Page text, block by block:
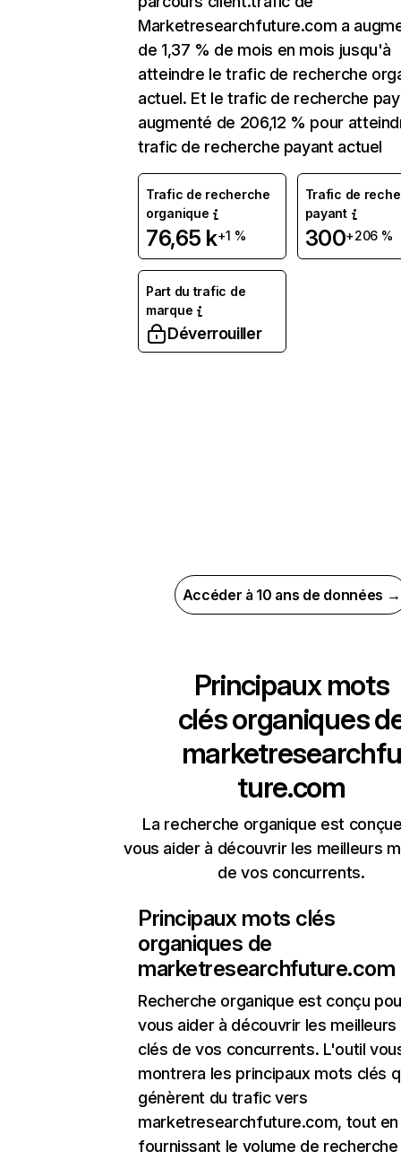
Marketresearchfuture.com a
de 1,37 % de mois en mois jusqu'à
atteindre le trafic de recherche
actuel. Et le trafic de recherche
augmenté de 206,12 % pour
trafic de recherche payant actuel
Trafic de recherche
organique
76,65 k+1 %
Trafic de
payant
300+206 %
Part du trafic de
marque
Déverrouiller
Accéder à 10 ans de données →
Principaux mots
clés organiques
marketresearchfu
ture.com
La recherche organique est
vous aider à découvrir les meilleurs
de vos concurrents.
Principaux mots clés
organiques de
marketresearchfuture.com
Recherche organique est conçu
vous aider à découvrir les
clés de vos concurrents. L'outil
montrera les principaux mots clés
génèrent du trafic vers
marketresearchfuture.com, tout en
fournissant le volume de recherche